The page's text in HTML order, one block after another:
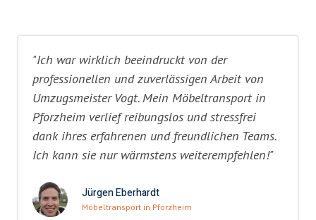
"Ich war wirklich beeindruckt von der
professionellen und zuverlässigen Arbeit von
Umzugsmeister Vogt. Mein Möbeltransport in
Pforzheim verlief reibungslos und stressfrei
dank ihres erfahrenen und freundlichen Teams.
Ich kann sie nur wärmstens weiterempfehlen!"
Jürgen Eberhardt
Möbeltransport in Pforzheim